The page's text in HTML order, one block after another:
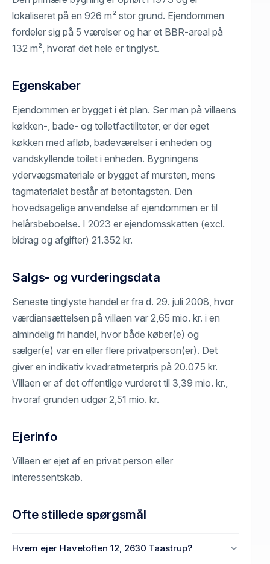
lokaliseret på en 926 m² stor grund. Ejendommen
fordeler sig på 5 værelser og har et BBR-areal på
132 m², hvoraf det hele er tinglyst.
Egenskaber
Ejendommen er bygget i ét plan. Ser man på villaens
køkken-, bade- og toiletfactiliteter, er der eget
køkken med afløb, badeværelser i enheden og
vandskyllende toilet i enheden. Bygningens
ydervægsmateriale er bygget af mursten, mens
tagmaterialet består af betontagsten. Den
hovedsagelige anvendelse af ejendommen er til
helårsbeboelse. I 2023 er ejendomsskatten (excl.
bidrag og afgifter) 21.352 kr.
Salgs- og vurderingsdata
Seneste tinglyste handel er fra d. 29. juli 2008, hvor
værdiansættelsen på villaen var 2,65 mio. kr. i en
almindelig fri handel, hvor både køber(e) og
sælger(e) var en eller flere privatperson(er). Det
giver en indikativ kvadratmeterpris på 20.075 kr.
Villaen er af det offentlige vurderet til 3,39 mio. kr.,
hvoraf grunden udgør 2,51 mio. kr.
Ejerinfo
Villaen er ejet af en privat person eller
interessentskab.
Ofte stillede spørgsmål
Hvem ejer Havetoften 12, 2630 Taastrup?